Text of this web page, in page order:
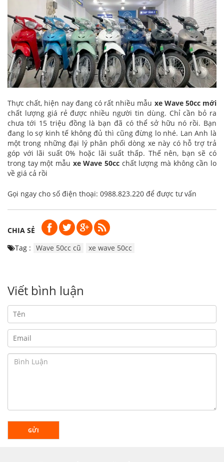
Thực chất, hiện nay đang có rất nhiều mẫu xe Wave 50cc mới
chất lượng giá rẻ được nhiều người tin dùng. Chỉ cần bỏ ra
chưa tới 15 triệu đồng là bạn đã có thể sở hữu nó rồi. Bạn
đang lo sợ kinh tế không đủ thì cũng đừng lo nhé. Lan Anh là
một trong những đại lý phân phối dòng xe này có hỗ trợ trả
góp với lãi suất 0% hoặc lãi suất thấp. Thế nên, bạn sẽ có
trong tay một mẫu xe Wave 50cc chất lượng mà không cần lo
về giá cả rồi
Gọi ngay cho số điện thoại: 0988.823.220 để được tư vấn
CHIA SẺ
Tag : Wave 50cc cũ xe wave 50cc
Viết bình luận
GỬI